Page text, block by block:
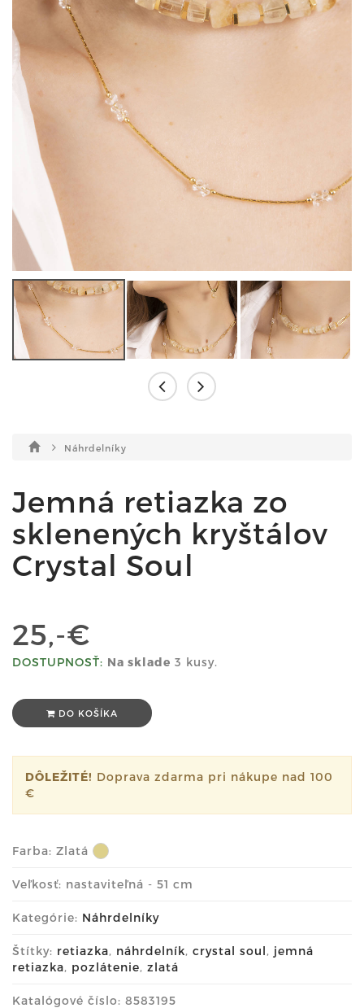
Náhrdelníky
Jemná retiazka zo
sklenených kryštálov
Crystal Soul
25,-€
DOSTUPNOSŤ: Na sklade 3 kusy.
DO KOŠÍKA
DÔLEŽITÉ! Doprava zdarma pri nákupe nad 100
€
Farba: Zlatá
Veľkosť: nastaviteľná - 51 cm
Kategórie: Náhrdelníky
Štítky: retiazka, náhrdelník, crystal soul, jemná
retiazka, pozlátenie, zlatá
Katalógové číslo: 8583195